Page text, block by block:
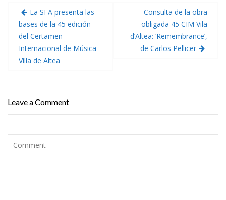
Navegación
de
entradas
La SFA presenta las
bases de la 45 edición
del Certamen
Internacional de Música
Villa de Altea
Consulta de la obra
obligada 45 CIM Vila
d’Altea: ‘Remembrance’,
de Carlos Pellicer
Leave a Comment